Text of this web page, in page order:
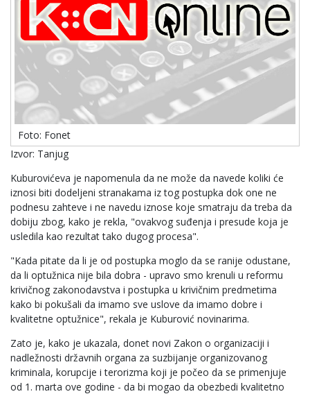
Foto: Fonet
Izvor: Tanjug
Kuburovićeva je napomenula da ne može da navede koliki će
iznosi biti dodeljeni stranakama iz tog postupka dok one ne
podnesu zahteve i ne navedu iznose koje smatraju da treba da
dobiju zbog, kako je rekla, "ovakvog suđenja i presude koja je
usledila kao rezultat tako dugog procesa".
"Kada pitate da li je od postupka moglo da se ranije odustane,
da li optužnica nije bila dobra - upravo smo krenuli u reformu
krivičnog zakonodavstva i postupka u krivičnim predmetima
kako bi pokušali da imamo sve uslove da imamo dobre i
kvalitetne optužnice", rekala je Kuburović novinarima.
Zato je, kako je ukazala, donet novi Zakon o organizaciji i
nadležnosti državnih organa za suzbijanje organizovanog
kriminala, korupcije i terorizma koji je počeo da se primenjuje
od 1. marta ove godine - da bi mogao da obezbedi kvalitetno